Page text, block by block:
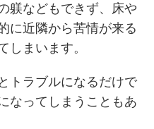
躾などもできず、床や
に近隣から苦情が来る
しまいます。
トラブルになるだけで
なってしまうこともあ